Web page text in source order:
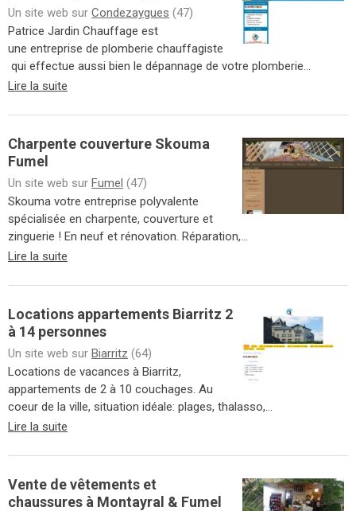
Un site web sur Condezaygues (47)
Patrice Jardin Chauffage est
une entreprise de plomberie chauffagiste
qui effectue aussi bien le dépannage de votre plomberie...
Lire la suite
Charpente couverture Skouma
Fumel
Un site web sur Fumel (47)
Skouma votre entreprise polyvalente
spécialisée en charpente, couverture et
zinguerie ! En neuf et rénovation. Réparation,...
Lire la suite
Locations appartements Biarritz 2
à 14 personnes
Un site web sur Biarritz (64)
Locations de vacances à Biarritz,
appartements de 2 à 10 couchages. Au
coeur de la ville, situation idéale: plages, thalasso,...
Lire la suite
Vente de vêtements et
chaussures à Montayral & Fumel